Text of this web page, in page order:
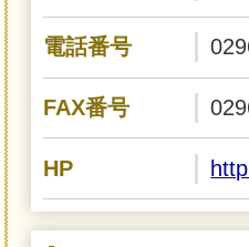
電話番号
FAX番号
HP